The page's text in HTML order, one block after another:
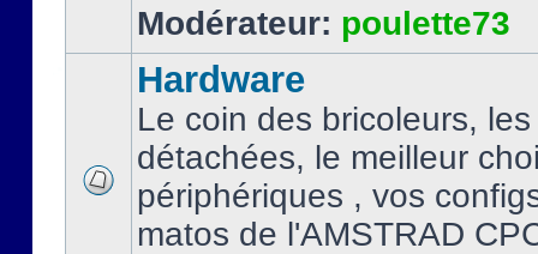
Modérateur: poulette73
Hardware
Le coin des bricoleurs,
détachées, le meilleur
périphériques , vos
matos de l'AMSTRAD